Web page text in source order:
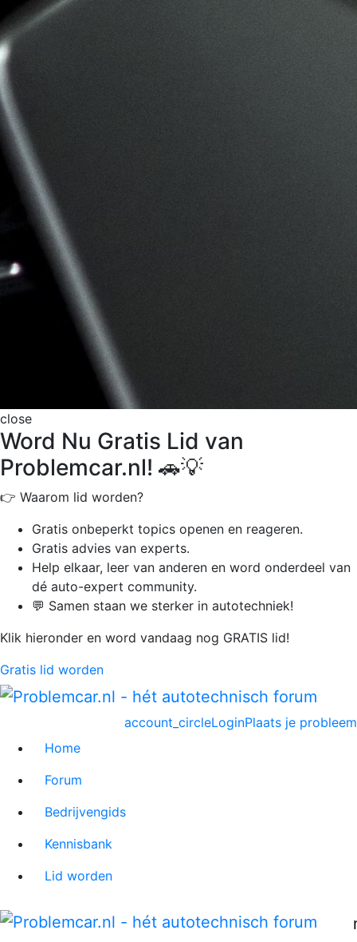
close
Word Nu Gratis Lid van
Problemcar.nl! 🚗💡
👉 Waarom lid worden?
Gratis onbeperkt topics openen en reageren.
Gratis advies van experts.
Help elkaar, leer van anderen en word onderdeel van
dé auto-expert community.
💬 Samen staan we sterker in autotechniek!
Klik hieronder en word vandaag nog GRATIS lid!
Gratis lid worden
Plaats je probleem
account_circleLogin
Home
Forum
Bedrijvengids
Kennisbank
Lid worden